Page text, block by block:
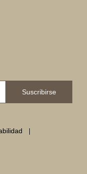
Suscribirse